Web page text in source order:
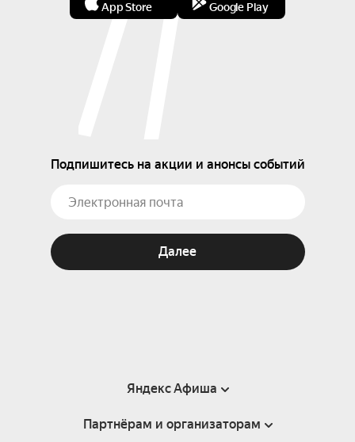
App Store Google Play
Подпишитесь на акции и анонсы событий
Далее
Яндекс Афиша
Справка
Партнёрам и организаторам